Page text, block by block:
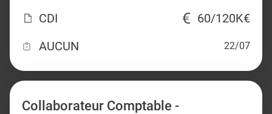
CDI
60/120K€
AUCUN
22/07
Collaborateur Comptable -